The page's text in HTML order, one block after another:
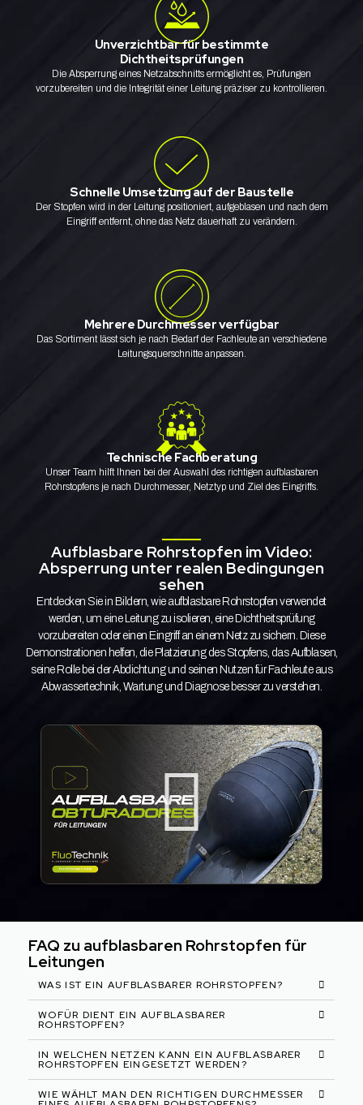
Unverzichtbar für bestimmte
Dichtheitsprüfungen
Die Absperrung eines Netzabschnitts ermöglicht es, Prüfungen
vorzubereiten und die Integrität einer Leitung präziser zu kontrollieren.
Schnelle Umsetzung auf der Baustelle
Der Stopfen wird in der Leitung positioniert, aufgeblasen und nach dem
Eingriff entfernt, ohne das Netz dauerhaft zu verändern.
Mehrere Durchmesser verfügbar
Das Sortiment lässt sich je nach Bedarf der Fachleute an verschiedene
Leitungsquerschnitte anpassen.
Technische Fachberatung
Unser Team hilft Ihnen bei der Auswahl des richtigen aufblasbaren
Rohrstopfens je nach Durchmesser, Netztyp und Ziel des Eingriffs.
Aufblasbare Rohrstopfen im Video:
Absperrung unter realen Bedingungen
sehen
Entdecken Sie in Bildern, wie aufblasbare Rohrstopfen verwendet
werden, um eine Leitung zu isolieren, eine Dichtheitsprüfung
vorzubereiten oder einen Eingriff an einem Netz zu sichern. Diese
Demonstrationen helfen, die Platzierung des Stopfens, das Aufblasen,
seine Rolle bei der Abdichtung und seinen Nutzen für Fachleute aus
Abwassertechnik, Wartung und Diagnose besser zu verstehen.
FAQ zu aufblasbaren Rohrstopfen für
Leitungen
WAS IST EIN AUFBLASBARER ROHRSTOPFEN?
WOFÜR DIENT EIN AUFBLASBARER
ROHRSTOPFEN?
IN WELCHEN NETZEN KANN EIN AUFBLASBARER
ROHRSTOPFEN EINGESETZT WERDEN?
WIE WÄHLT MAN DEN RICHTIGEN DURCHMESSER